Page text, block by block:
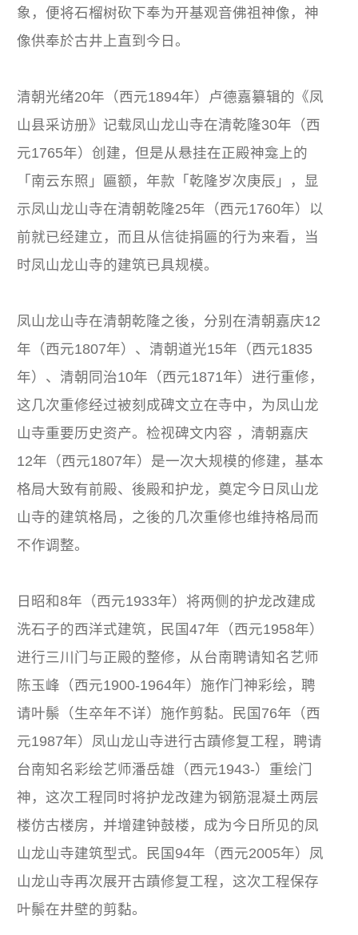
象，便将石榴树砍下奉为开基观音佛祖神像，神
像供奉於古井上直到今日。
清朝光绪20年（西元1894年）卢德嘉纂辑的《凤
山县采访册》记载凤山龙山寺在清乾隆30年（西
元1765年）创建，但是从悬挂在正殿神龛上的
「南云东照」匾额，年款「乾隆岁次庚辰」，显
示凤山龙山寺在清朝乾隆25年（西元1760年）以
前就已经建立，而且从信徒捐匾的行为来看，当
时凤山龙山寺的建筑已具规模。
凤山龙山寺在清朝乾隆之後，分别在清朝嘉庆12
年（西元1807年）、清朝道光15年（西元1835
年）、清朝同治10年（西元1871年）进行重修，
这几次重修经过被刻成碑文立在寺中，为凤山龙
山寺重要历史资产。检视碑文内容 ，清朝嘉庆
12年（西元1807年）是一次大规模的修建，基本
格局大致有前殿、後殿和护龙，奠定今日凤山龙
山寺的建筑格局，之後的几次重修也维持格局而
不作调整。
日昭和8年（西元1933年）将两侧的护龙改建成
洗石子的西洋式建筑，民国47年（西元1958年）
进行三川门与正殿的整修，从台南聘请知名艺师
陈玉峰（西元1900-1964年）施作门神彩绘，聘
请叶鬃（生卒年不详）施作剪黏。民国76年（西
元1987年）凤山龙山寺进行古蹟修复工程，聘请
台南知名彩绘艺师潘岳雄（西元1943-）重绘门
神，这次工程同时将护龙改建为钢筋混凝土两层
楼仿古楼房，并增建钟鼓楼，成为今日所见的凤
山龙山寺建筑型式。民国94年（西元2005年）凤
山龙山寺再次展开古蹟修复工程，这次工程保存
叶鬃在井壁的剪黏。